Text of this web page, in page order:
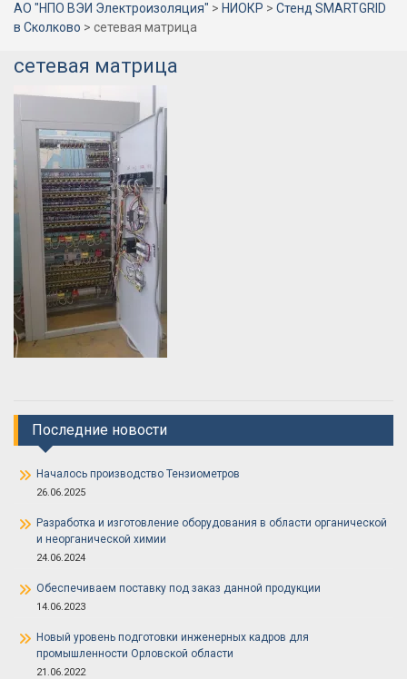
АО "НПО ВЭИ Электроизоляция" > НИОКР > Стенд SMARTGRID
в Сколково > сетевая матрица
сетевая матрица
Последние новости
Началось производство Тензиометров
26.06.2025
Разработка и изготовление оборудования в области органической
и неорганической химии
24.06.2024
Обеспечиваем поставку под заказ данной продукции
14.06.2023
Новый уровень подготовки инженерных кадров для
промышленности Орловской области
21.06.2022